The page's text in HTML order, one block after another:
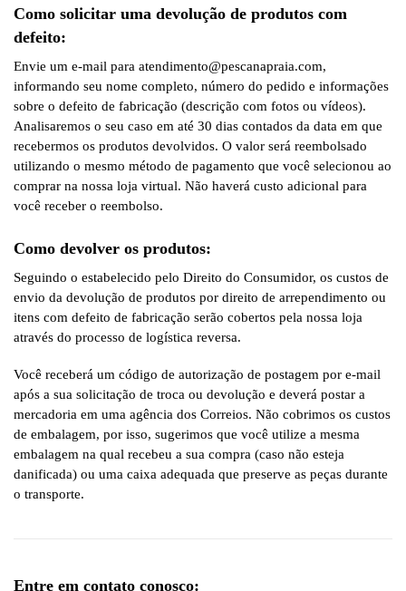
Como solicitar uma devolução de produtos com
defeito:
Envie um e-mail para atendimento@pescanapraia.com,
informando seu nome completo, número do pedido e informações
sobre o defeito de fabricação (descrição com fotos ou vídeos).
Analisaremos o seu caso em até 30 dias contados da data em que
recebermos os produtos devolvidos. O valor será reembolsado
utilizando o mesmo método de pagamento que você selecionou ao
comprar na nossa loja virtual. Não haverá custo adicional para
você receber o reembolso.
Como devolver os produtos:
Seguindo o estabelecido pelo Direito do Consumidor, os custos de
envio da devolução de produtos por direito de arrependimento ou
itens com defeito de fabricação serão cobertos pela nossa loja
através do processo de logística reversa.
Você receberá um código de autorização de postagem por e-mail
após a sua solicitação de troca ou devolução e deverá postar a
mercadoria em uma agência dos Correios. Não cobrimos os custos
de embalagem, por isso, sugerimos que você utilize a mesma
embalagem na qual recebeu a sua compra (caso não esteja
danificada) ou uma caixa adequada que preserve as peças durante
o transporte.
Entre em contato conosco: